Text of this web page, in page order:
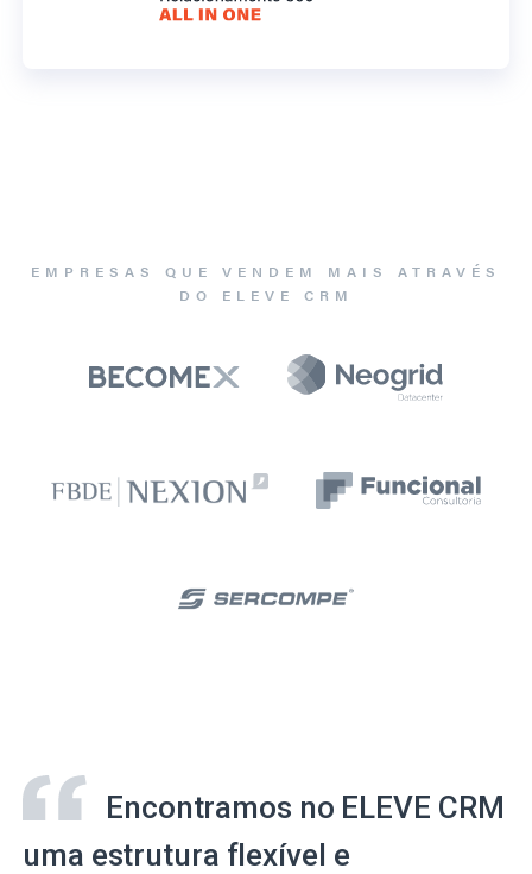
EMPRESAS QUE VENDEM MAIS ATRAVÉS
DO ELEVE CRM
Encontramos no ELEVE CRM
uma estrutura flexível e